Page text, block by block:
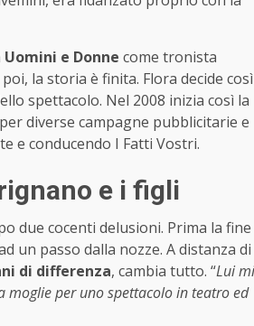
Uomini e Donne come tronista
la storia è finita. Flora decide così
spettacolo. Nel 2008 inizia così la
diverse campagne pubblicitarie e
e conducendo I Fatti Vostri.
e i figli
due cocenti delusioni. Prima la fine
un passo dalla nozze. A distanza di
di differenza, cambia tutto. “Lui mi
moglie per uno spettacolo in teatro ed